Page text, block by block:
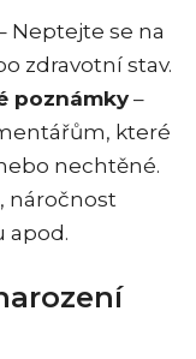
Neptejte se na
zdravotní stav.
poznámky–
které
nechtěné.
náročnost
apod.